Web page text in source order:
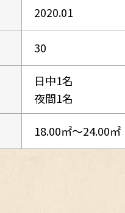
2020.01
30
日中1名
夜間1名
18.00㎡～24.00㎡